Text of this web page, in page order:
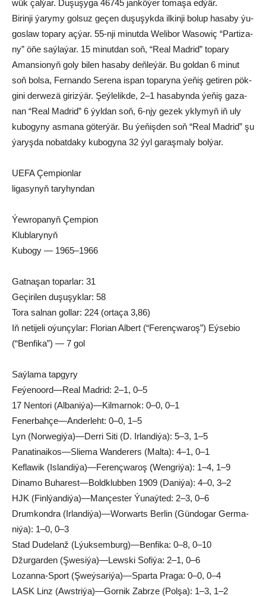
wük çal­ýar. Du­şu­şy­ga 46745 jan­kö­ýer to­ma­şa ed­ýär.
Bi­rin­ji ýa­ry­my gol­suz ge­çen du­şu­şyk­da il­kin­ji bo­lup ha­sa­by ýu­
gos­law to­pa­ry aç­ýar. 55-nji mi­nut­da We­li­bor Wa­so­wiç “Par­ti­za­
ny” öňe saý­la­ýar. 15 mi­nut­dan soň, “Re­al Mad­rid” to­pa­ry
Aman­sio­nyň go­ly bi­len ha­sa­by deň­le­ýär. Bu gol­dan 6 mi­nut
soň bol­sa, Fer­nan­do Se­re­na is­pan to­pa­ry­na ýe­ňiş ge­ti­ren pök­
gi­ni der­we­zä gi­riz­ýär. Şeý­le­lik­de, 2–1 ha­sa­byn­da ýe­ňiş ga­za­
nan “Re­al Mad­rid” 6 ýyl­dan soň, 6-njy ge­zek yk­ly­myň iň uly
ku­bo­gyny as­ma­na gö­ter­ýär. Bu ýe­ňiş­den soň “Re­al Mad­rid” şu
ýa­ryş­da no­bat­da­ky ku­bo­gy­na 32 ýyl ga­raş­ma­ly bol­ýar.
UEFA Çem­pi­on­lar
li­ga­sy­nyň ta­ry­hyn­dan
Ýew­ro­pa­nyň Çem­pi­on
Klub­la­ry­nyň
Ku­bo­gy — 1965–1966
Gat­na­şan to­parlar: 31
Ge­çi­ri­len du­şu­şyklar: 58
To­ra sal­nan gol­lar: 224 (or­ta­ça 3,86)
Iň ne­ti­je­li oýun­çylar: Flo­ri­an Al­bert (“Fe­renç­wa­roş”) Eý­se­bio
(“Ben­fi­ka”) — 7 gol
Saý­la­ma tap­gy­ry
Fe­ýe­noord—Re­al Mad­rid: 2–1, 0–5
17 Nen­to­ri (Al­ba­ni­ýa)—Kil­mar­nok: 0–0, 0–1
Fe­ner­bah­çe—An­der­leht: 0–0, 1–5
Lyn (Nor­we­gi­ýa)—Der­ri Si­ti (D. Ir­lan­di­ýa): 5–3, 1–5
Pa­na­ti­nai­kos—Slie­ma Wan­de­rers (Mal­ta): 4–1, 0–1
Kef­la­wik (Is­lan­di­ýa)—Fe­renç­wa­roş (Weng­ri­ýa): 1–4, 1–9
Di­na­mo Bu­ha­rest—Boldk­lub­ben 1909 (Da­ni­ýa): 4–0, 3–2
HJK (Finl­ýan­di­ýa)—Man­çes­ter Ýu­naý­ted: 2–3, 0–6
Drum­kond­ra (Ir­lan­di­ýa)—Wor­warts Ber­lin (Gün­do­gar Ger­ma­
ni­ýa): 1–0, 0–3
Stad Du­de­lanž (Lýuk­sem­burg)—Ben­fi­ka: 0–8, 0–10
Džur­gar­den (Şwe­si­ýa)—Lews­ki So­fi­ýa: 2–1, 0–6
Lo­zan­na-Sport (Şweý­sa­ri­ýa)—Spar­ta Pra­ga: 0–0, 0–4
LASK Linz (Awst­ri­ýa)—Gor­nik Zabr­ze (Pol­şa): 1–3, 1–2